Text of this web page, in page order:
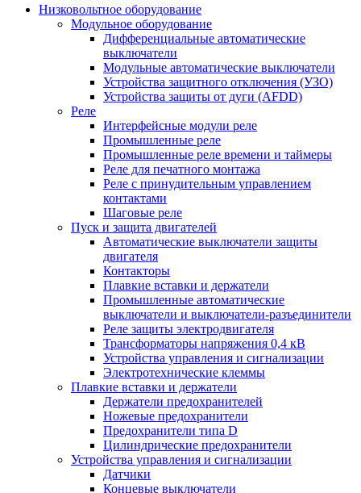
Низковольтное оборудование
Модульное оборудование
Дифференциальные автоматические
выключатели
Модульные автоматические выключатели
Устройства защитного отключения (УЗО)
Устройства защиты от дуги (AFDD)
Реле
Интерфейсные модули реле
Промышленные реле
Промышленные реле времени и таймеры
Реле для печатного монтажа
Реле с принудительным управлением
контактами
Шаговые реле
Пуск и защита двигателей
Автоматические выключатели защиты
двигателя
Контакторы
Плавкие вставки и держатели
Промышленные автоматические
выключатели и выключатели-разъединители
Реле защиты электродвигателя
Трансформаторы напряжения 0,4 кВ
Устройства управления и сигнализации
Электротехнические клеммы
Плавкие вставки и держатели
Держатели предохранителей
Ножевые предохранители
Предохранители типа D
Цилиндрические предохранители
Устройства управления и сигнализации
Датчики
Концевые выключатели